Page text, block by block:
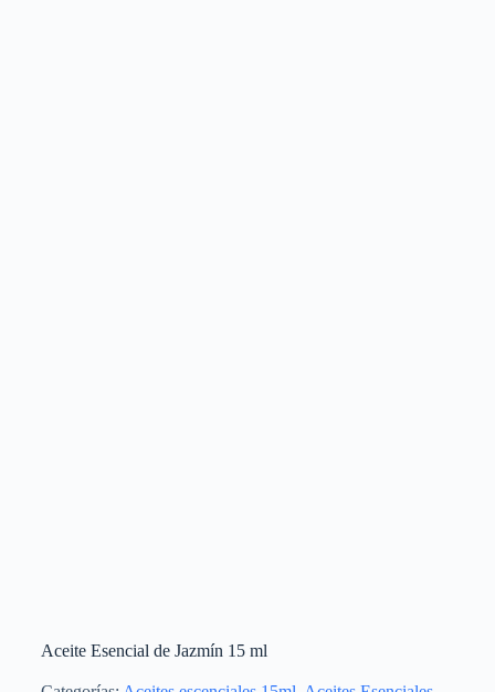
Aceite Esencial de Jazmín 15 ml